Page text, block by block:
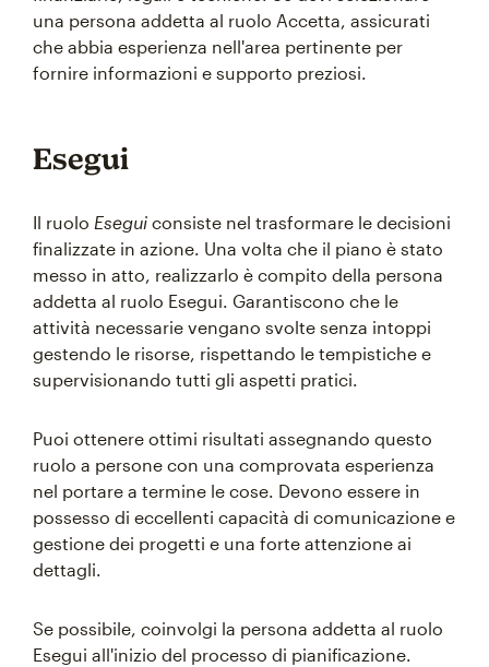
una persona addetta al ruolo Accetta, assicurati
che abbia esperienza nell'area pertinente per
fornire informazioni e supporto preziosi.
Esegui
Il ruolo Esegui consiste nel trasformare le decisioni
finalizzate in azione. Una volta che il piano è stato
messo in atto, realizzarlo è compito della persona
addetta al ruolo Esegui. Garantiscono che le
attività necessarie vengano svolte senza intoppi
gestendo le risorse, rispettando le tempistiche e
supervisionando tutti gli aspetti pratici.
Puoi ottenere ottimi risultati assegnando questo
ruolo a persone con una comprovata esperienza
nel portare a termine le cose. Devono essere in
possesso di eccellenti capacità di comunicazione e
gestione dei progetti e una forte attenzione ai
dettagli.
Se possibile, coinvolgi la persona addetta al ruolo
Esegui all'inizio del processo di pianificazione.